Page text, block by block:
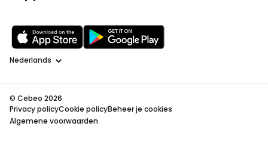
Taal
© Cebeo 2026
Privacy policyCookie policyBeheer je cookies
Algemene voorwaarden